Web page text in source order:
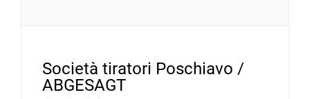
Società tiratori Poschiavo /
ABGESAGT